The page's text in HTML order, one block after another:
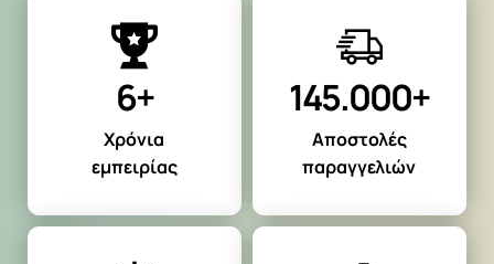
6+
Χρόνια
εμπειρίας
145.000+
Αποστολές
παραγγελιών